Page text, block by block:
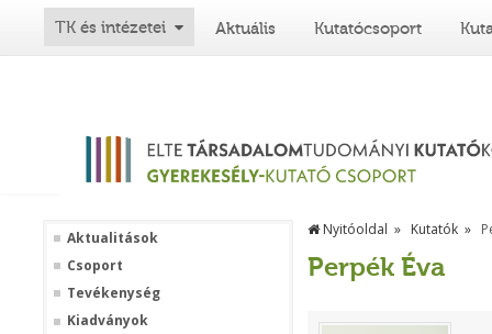
TK és intézetei Aktuális Kutatócsoport
Aktualitások
Csoport
Tevékenység
Kiadványok
Nyitóoldal Kutatók
Perpék Éva